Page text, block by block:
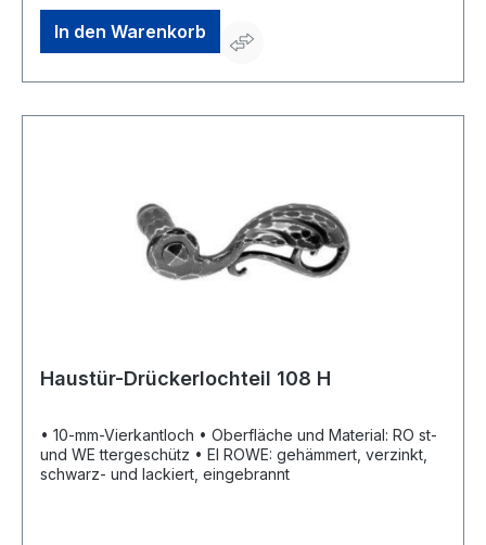
In den Warenkorb
Haustür-Drückerlochteil 108 H
• 10-mm-Vierkantloch • Oberfläche und Material: RO st-
und WE ttergeschütz • EI ROWE: gehämmert, verzinkt,
schwarz- und lackiert, eingebrannt